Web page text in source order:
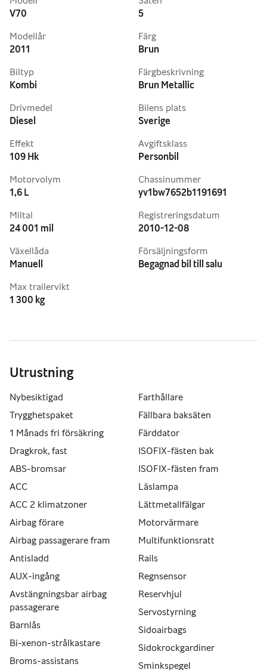
V70
Modellår
2011
Biltyp
Kombi
Drivmedel
Diesel
Effekt
109 Hk
Motorvolym
1,6 L
Miltal
24 001 mil
Växellåda
Manuell
Max trailervikt
1 300 kg
5
Färg
Brun
Färgbeskrivning
Brun Metallic
Bilens plats
Sverige
Avgiftsklass
Personbil
Chassinummer
yv1bw7652b1191691
Registreringsdatum
2010-12-08
Försäljningsform
Begagnad bil till salu
Utrustning
Nybesiktigad
Trygghetspaket
1 Månads fri försäkring
Dragkrok, fast
ABS-bromsar
ACC
ACC 2 klimatzoner
Airbag förare
Airbag passagerare fram
Antisladd
AUX-ingång
Avstängningsbar airbag
passagerare
Barnlås
Bi-xenon-strålkastare
Broms-assistans
Farthållare
Fällbara baksäten
Färddator
ISOFIX-fästen bak
ISOFIX-fästen fram
Läslampa
Lättmetallfälgar
Motorvärmare
Multifunktionsratt
Rails
Regnsensor
Reservhjul
Servostyrning
Sidoairbags
Sidokrockgardiner
Sminkspegel